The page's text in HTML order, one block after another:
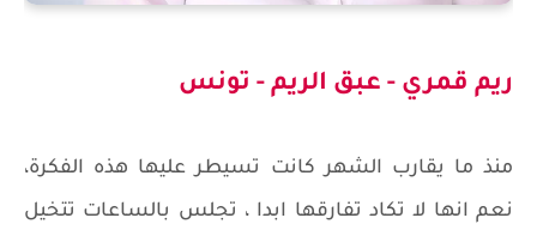
ريم قمري - عبق الريم - تونس
منذ ما يقارب الشهر كانت تسيطر عليها هذه الفكرة،
نعم انها لا تكاد تفارقها ابدا ، تجلس بالساعات تتخيل